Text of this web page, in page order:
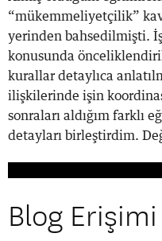
“mükemmeliyetçilik”
yerinden bahsedilmişti.
konusunda
kurallar detaylıca
ilişkilerinde işin
sonraları aldığım farklı
detayları birleştirdim.
Blog Erişimi